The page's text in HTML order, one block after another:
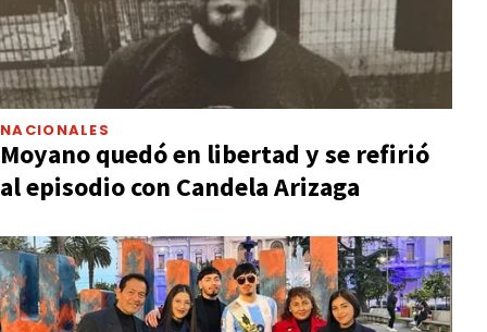
NACIONALES
Moyano quedó en libertad y se refirió
al episodio con Candela Arizaga